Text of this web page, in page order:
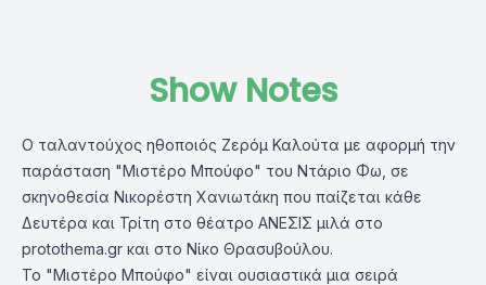
Show Notes
Ο ταλαντούχος ηθοποιός Ζερόμ Καλούτα με αφορμή την
παράσταση "Μιστέρο Μπούφο" του Ντάριο Φω, σε
σκηνοθεσία Νικορέστη Χανιωτάκη που παίζεται κάθε
Δευτέρα και Τρίτη στο θέατρο ΑΝΕΣΙΣ μιλά στο
protothema.gr και στο Νίκο Θρασυβούλου.
Το "Μιστέρο Μπούφο" είναι ουσιαστικά μια σειρά